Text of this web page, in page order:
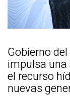
Gobierno
impulsa una
el recurso
nuevas